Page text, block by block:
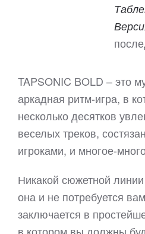
TAPSONIC BOLD – это
аркадная ритм-игра, в
несколько десятков
веселых треков,
игроками, и многое-
Никакой сюжетной
она и не потребуется
заключается в